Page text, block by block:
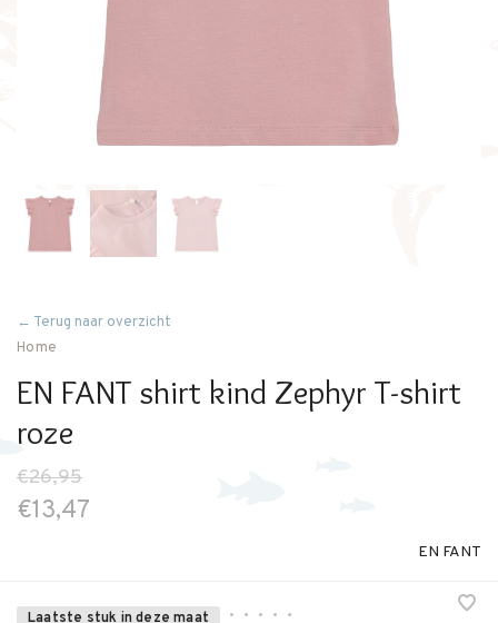
← Terug naar overzicht
Home
EN FANT shirt kind Zephyr T-shirt
roze
€26,95
€13,47
EN FANT
Laatste stuk in deze maat • • • • •